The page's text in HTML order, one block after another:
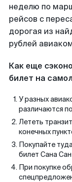
неделю по
рейсов с
дорогая из
рублей
Как еще
билет на
У разных
различаются
Лететь
конечных
Покупайте
билет Сана
При покупке